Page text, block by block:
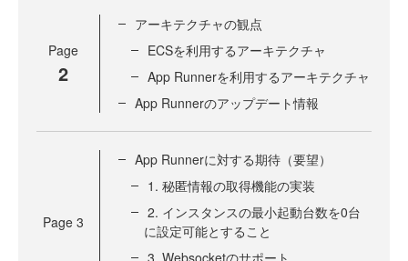
Page
2
アーキテクチャの観点
ECSを利用するアーキテクチャ
App Runnerを利用するアーキテクチャ
App Runnerのアップデート情報
Page 3
App Runnerに対する期待（要望）
1. 秘匿情報の取得機能の実装
2. インスタンスの最小起動台数を0台
に設定可能とすること
3. Websocketのサポート